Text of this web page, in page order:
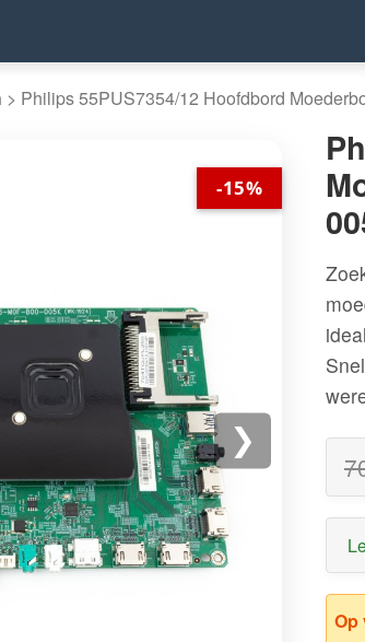
> Philips 55PUS7354/12 Hoofdbord
-15%
❯
Op